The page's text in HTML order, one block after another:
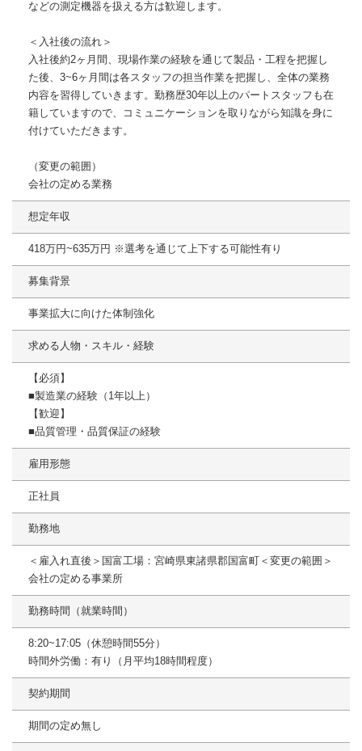
などの測定機器を扱える方は歓迎します。
＜入社後の流れ＞
入社後約2ヶ月間、現場作業の経験を通じて製品・工程を把握し
た後、3~6ヶ月間は各スタッフの担当作業を把握し、全体の業務
内容を習得していきます。勤務歴30年以上のパートスタッフも在
籍していますので、コミュニケーションを取りながら知識を身に
付けていただきます。
（変更の範囲）
会社の定める業務
想定年収
418万円~635万円 ※選考を通じて上下する可能性有り
募集背景
事業拡大に向けた体制強化
求める人物・スキル・経験
【必須】
■製造業の経験（1年以上）
【歓迎】
■品質管理・品質保証の経験
雇用形態
正社員
勤務地
＜雇入れ直後＞国富工場：宮崎県東諸県郡国富町＜変更の範囲＞
会社の定める事業所
勤務時間（就業時間）
8:20~17:05（休憩時間55分）
時間外労働：有り（月平均18時間程度）
契約期間
期間の定め無し